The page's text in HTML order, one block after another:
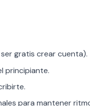
gratis crear cuenta).
principiante.
para mantener